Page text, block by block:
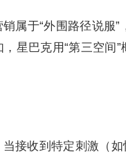
属于“外围路径说服
星巴克用“第三空间
接收到特定刺激（